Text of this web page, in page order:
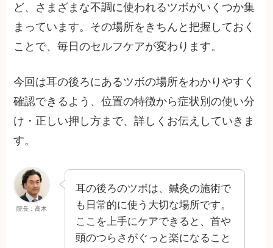
ど、さまざまな不調に使われるツボがいくつか集
まっています。その場所をきちんと把握しておく
ことで、毎日のセルフケアが変わります。
今回は耳の後ろにあるツボの場所をわかりやすく
確認できるよう、位置の特徴から症状別の使い分
け・正しい押し方まで、詳しくお伝えしていきま
す。
院長：高木
耳の後ろのツボは、鍼灸の施術で
も日常的に使う大切な場所です。
ここを上手にケアできると、首や
頭のつらさがぐっと楽になること